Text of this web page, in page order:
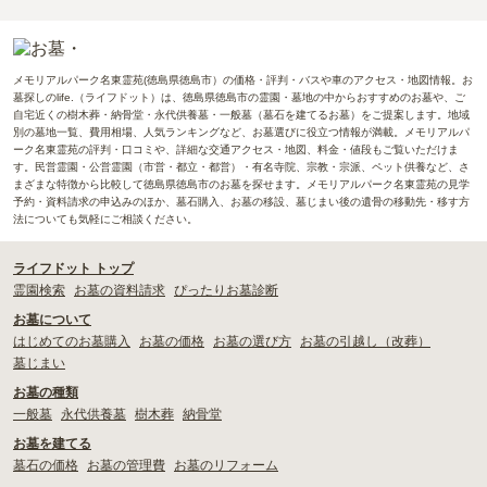
メモリアルパーク名東霊苑(徳島県徳島市）の価格・評判・バスや車のアクセス・地図情報。お
墓探しのlife.（ライフドット）は、徳島県徳島市の霊園・墓地の中からおすすめのお墓や、ご
自宅近くの樹木葬・納骨堂・永代供養墓・一般墓（墓石を建てるお墓）をご提案します。地域
別の墓地一覧、費用相場、人気ランキングなど、お墓選びに役立つ情報が満載。メモリアルパ
ーク名東霊苑の評判・口コミや、詳細な交通アクセス・地図、料金・値段もご覧いただけま
す。民営霊園・公営霊園（市営・都立・都営）・有名寺院、宗教・宗派、ペット供養など、さ
まざまな特徴から比較して徳島県徳島市のお墓を探せます。メモリアルパーク名東霊苑の見学
予約・資料請求の申込みのほか、墓石購入、お墓の移設、墓じまい後の遺骨の移動先・移す方
法についても気軽にご相談ください。
ライフドット トップ
霊園検索
お墓の資料請求 ぴったりお墓診断
お墓について
はじめてのお墓購入
お墓の価格 お墓の選び方
お墓の引越し（改葬）
墓じまい
お墓の種類
一般墓
永代供養墓 樹木葬 納骨堂
お墓を建てる
墓石の価格
お墓の管理費 お墓のリフォーム